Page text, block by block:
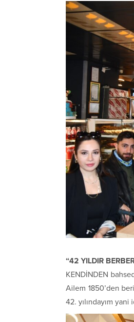
“42 YILDIR
KENDİNDEN
Ailem 1850’den
42. yılındayım